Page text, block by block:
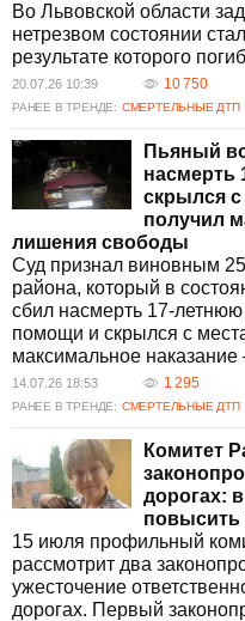
Во Львовской области
нетрезвом состоянии
результате которого
20.07.26 10:39 10 750
РАНЕЕ В ТРЕНДЕ: СМЕРТЕЛЬНЫЕ ДТП
Пьяный
насмерть
скрылся
получил
лишения свободы
Суд признал виновным
района, который в
сбил насмерть 17-
помощи и скрылся с
максимальное наказание
14.07.26 18:53 1 295
РАНЕЕ В ТРЕНДЕ: СМЕРТЕЛЬНЫЕ ДТП
Комитет
дорогах:
15 июля профильный
рассмотрит два
ужесточение
дорогах. Первый